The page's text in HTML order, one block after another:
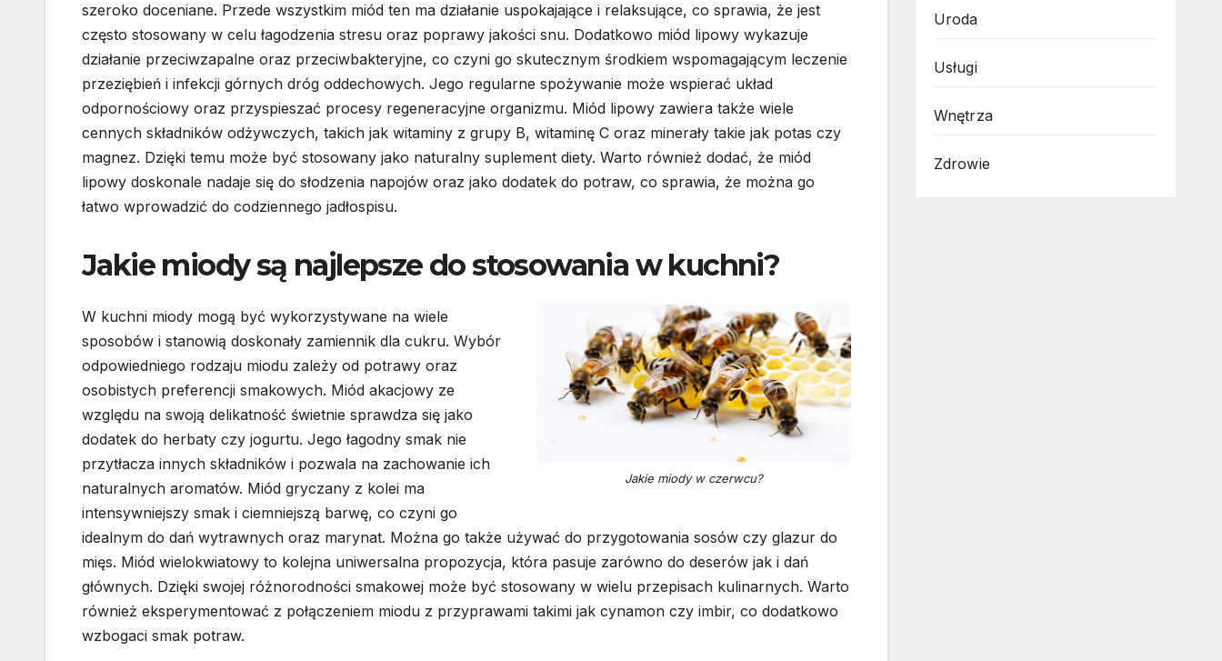
szeroko doceniane. Przede wszystkim miód ten ma działanie uspokajające i relaksujące, co sprawia, że jest
często stosowany w celu łagodzenia stresu oraz poprawy jakości snu. Dodatkowo miód lipowy wykazuje
działanie przeciwzapalne oraz przeciwbakteryjne, co czyni go skutecznym środkiem wspomagającym leczenie
przeziębień i infekcji górnych dróg oddechowych. Jego regularne spożywanie może wspierać układ
odpornościowy oraz przyspieszać procesy regeneracyjne organizmu. Miód lipowy zawiera także wiele
cennych składników odżywczych, takich jak witaminy z grupy B, witaminę C oraz minerały takie jak potas czy
magnez. Dzięki temu może być stosowany jako naturalny suplement diety. Warto również dodać, że miód
lipowy doskonale nadaje się do słodzenia napojów oraz jako dodatek do potraw, co sprawia, że można go
łatwo wprowadzić do codziennego jadłospisu.
Jakie miody są najlepsze do stosowania w kuchni?
Jakie miody w czerwcu?
W kuchni miody mogą być wykorzystywane na wiele
sposobów i stanowią doskonały zamiennik dla cukru. Wybór
odpowiedniego rodzaju miodu zależy od potrawy oraz
osobistych preferencji smakowych. Miód akacjowy ze
względu na swoją delikatność świetnie sprawdza się jako
dodatek do herbaty czy jogurtu. Jego łagodny smak nie
przytłacza innych składników i pozwala na zachowanie ich
naturalnych aromatów. Miód gryczany z kolei ma
intensywniejszy smak i ciemniejszą barwę, co czyni go
idealnym do dań wytrawnych oraz marynat. Można go także używać do przygotowania sosów czy glazur do
mięs. Miód wielokwiatowy to kolejna uniwersalna propozycja, która pasuje zarówno do deserów jak i dań
głównych. Dzięki swojej różnorodności smakowej może być stosowany w wielu przepisach kulinarnych. Warto
również eksperymentować z połączeniem miodu z przyprawami takimi jak cynamon czy imbir, co dodatkowo
wzbogaci smak potraw.
Uroda
Usługi
Wnętrza
Zdrowie